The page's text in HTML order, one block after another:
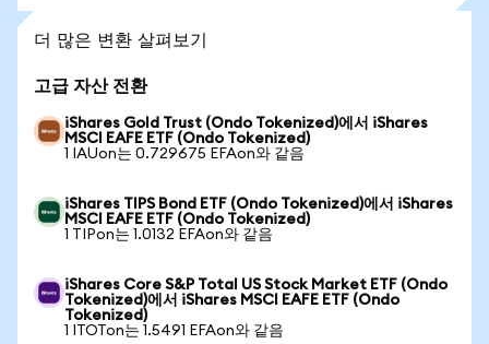
더 많은 변환 살펴보기
고급 자산 전환
iShares Gold Trust (Ondo Tokenized)에서 iShares
MSCI EAFE ETF (Ondo Tokenized)
1 IAUon는 0.729675 EFAon와 같음
iShares TIPS Bond ETF (Ondo Tokenized)에서 iShares
MSCI EAFE ETF (Ondo Tokenized)
1 TIPon는 1.0132 EFAon와 같음
iShares Core S&P Total US Stock Market ETF (Ondo
Tokenized)에서 iShares MSCI EAFE ETF (Ondo
Tokenized)
1 ITOTon는 1.5491 EFAon와 같음